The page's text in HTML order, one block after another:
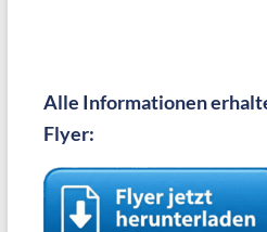
Alle Informationen
Flyer: